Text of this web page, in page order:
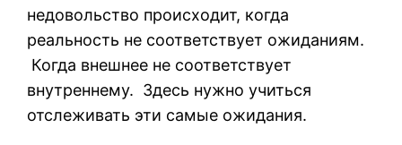
недовольство происходит, когда
реальность не соответствует ожиданиям.
Когда внешнее не соответствует
внутреннему. Здесь нужно учиться
отслеживать эти самые ожидания.